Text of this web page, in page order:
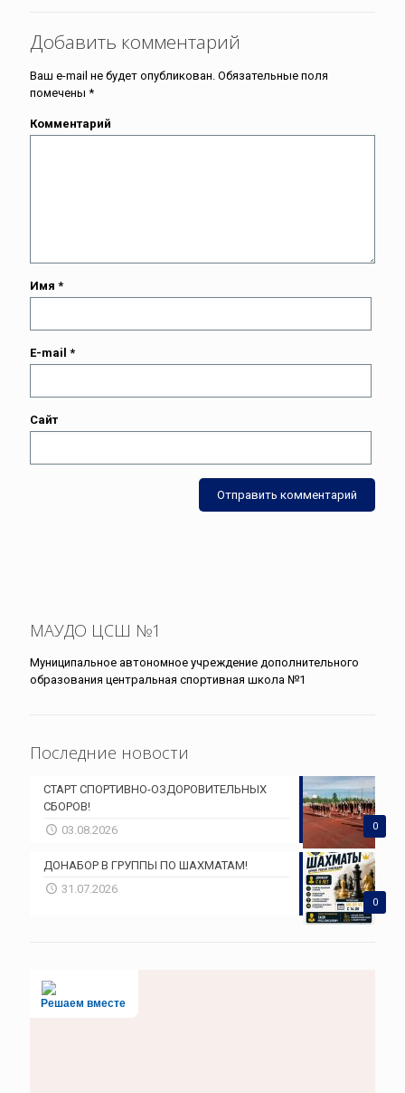
Добавить комментарий
Ваш e-mail не будет опубликован. Обязательные поля
помечены *
Комментарий
Имя *
E-mail *
Сайт
МАУДО ЦСШ №1
Муниципальное автономное учреждение дополнительного
образования центральная спортивная школа №1
Последние новости
0
СТАРТ СПОРТИВНО-ОЗДОРОВИТЕЛЬНЫХ
СБОРОВ!
03.08.2026
0
ДОНАБОР В ГРУППЫ ПО ШАХМАТАМ!
31.07.2026
Решаем вместе